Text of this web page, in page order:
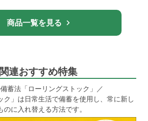
商品一覧を見る
関連おすすめ特集
蓄法「ローリングストック」／
ク」は日常生活で備蓄を使用し、常に新し
のに入れ替える方法です。